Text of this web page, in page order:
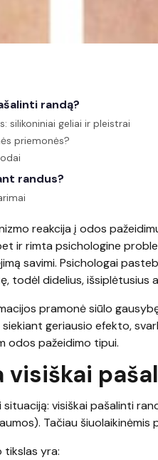
randą?
silikoniniai geliai ir pleistrai
priemonės?
randus?
reakcija į odos
ir rimta psichologine
savimi. Psichologai
todėl didelius,
pramonė siūlo
geriausio efekto,
odos pažeidimo tipui.
visiškai
visiškai pašalinti
Tačiau
tikslas yra: